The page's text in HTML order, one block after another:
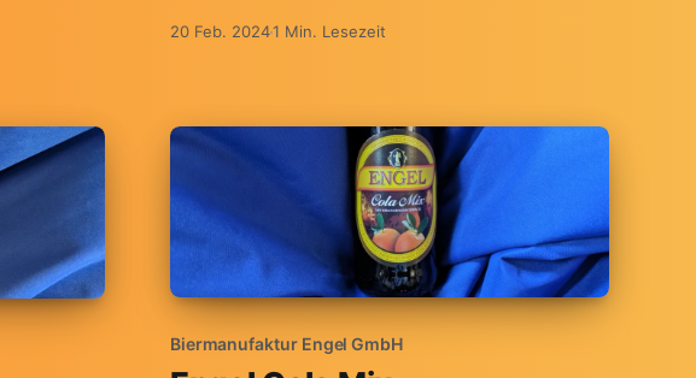
20 Feb. 20241 Min. Lesezeit
Biermanufaktur Engel GmbH